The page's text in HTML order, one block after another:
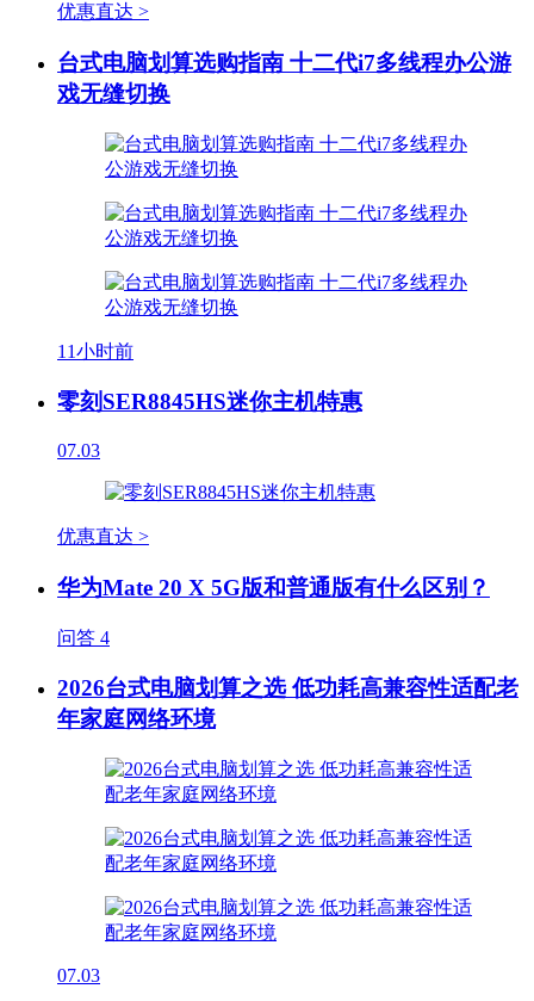
优惠直达 >
台式电脑划算选购指南 十二代i7多线程办公游
戏无缝切换
11小时前
零刻SER8845HS迷你主机特惠
07.03
优惠直达 >
华为Mate 20 X 5G版和普通版有什么区别？
问答 4
2026台式电脑划算之选 低功耗高兼容性适配老
年家庭网络环境
07.03